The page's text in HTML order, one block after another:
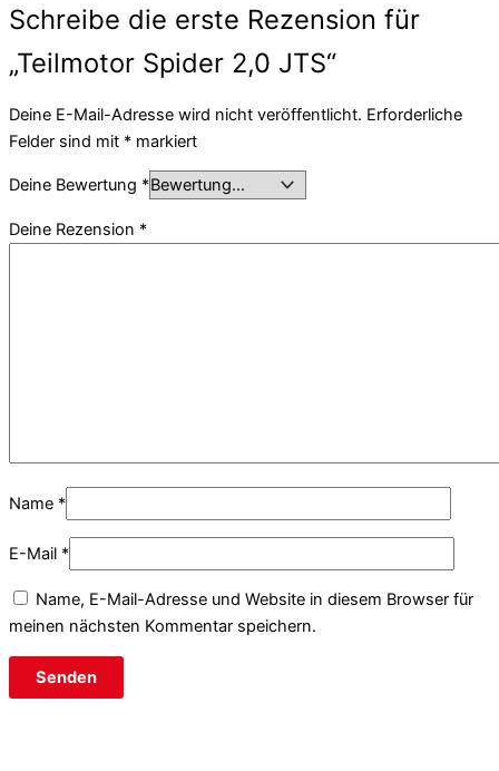
Schreibe die erste Rezension für
„Teilmotor Spider 2,0 JTS“
Deine E-Mail-Adresse wird nicht veröffentlicht. Erforderliche
Felder sind mit * markiert
Deine Bewertung *
Deine Rezension *
Name *
E-Mail *
Name, E-Mail-Adresse und Website in diesem Browser für
meinen nächsten Kommentar speichern.